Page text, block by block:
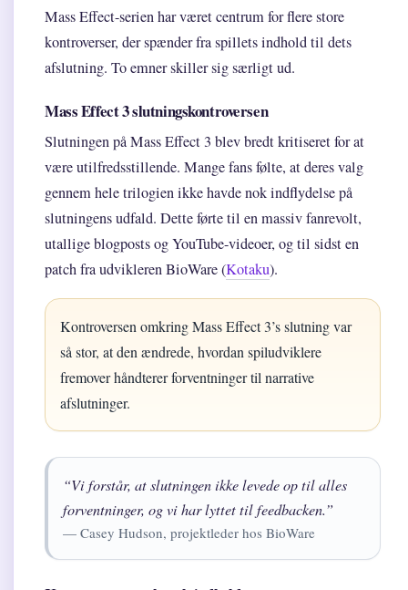
Mass Effect-serien har været centrum for flere store
kontroverser, der spænder fra spillets indhold til dets
afslutning. To emner skiller sig særligt ud.
Mass Effect 3 slutningskontroversen
Slutningen på Mass Effect 3 blev bredt kritiseret for at
være utilfredsstillende. Mange fans følte, at deres valg
gennem hele trilogien ikke havde nok indflydelse på
slutningens udfald. Dette førte til en massiv fanrevolt,
utallige blogposts og YouTube-videoer, og til sidst en
patch fra udvikleren BioWare (Kotaku).
Kontroversen omkring Mass Effect 3’s slutning var
så stor, at den ændrede, hvordan spiludviklere
fremover håndterer forventninger til narrative
afslutninger.
“Vi forstår, at slutningen ikke levede op til alles
forventninger, og vi har lyttet til feedbacken.”
— Casey Hudson, projektleder hos BioWare